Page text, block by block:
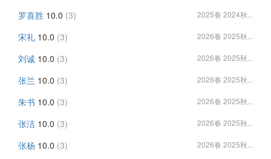
罗喜胜 10.0 (3) 2025春 2024秋...
宋礼 10.0 (3) 2026春 2025秋...
刘诚 10.0 (3) 2026春 2025秋...
张兰 10.0 (3) 2026春 2025秋...
朱书 10.0 (3) 2026春 2025秋...
张洁 10.0 (3) 2026春 2025秋...
张杨 10.0 (3) 2026春 2025秋...